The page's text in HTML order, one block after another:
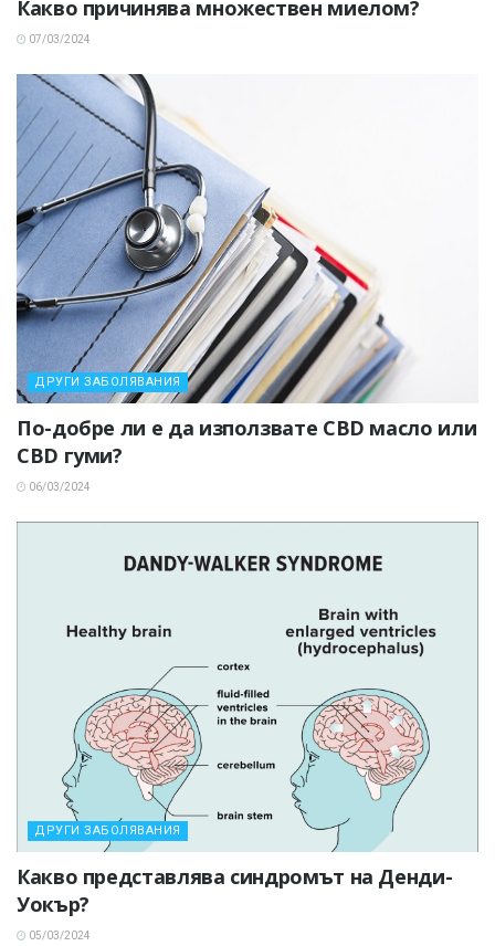
Какво причинява множествен миелом?
07/03/2024
ДРУГИ ЗАБОЛЯВАНИЯ
По-добре ли е да използвате CBD масло или
CBD гуми?
06/03/2024
ДРУГИ ЗАБОЛЯВАНИЯ
Какво представлява синдромът на Денди-
Уокър?
05/03/2024